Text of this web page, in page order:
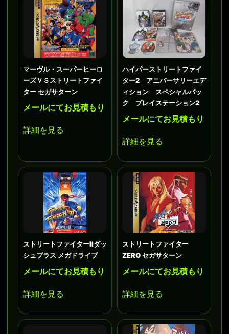
マーヴル・スーパーヒーロ
ーズＶＳストリートファイ
ター セガサターン
メールにてお見積もり
詳細を見る
ハイパーストリートファイ
ター2 アニバーサリーエデ
ィション スペシャルパッ
ク プレイステーション2
メールにてお見積もり
詳細を見る
ストリートファイターIIダッ
シュプラス メガドライブ
メールにてお見積もり
詳細を見る
ストリートファイター
ZERO セガサターン
メールにてお見積もり
詳細を見る